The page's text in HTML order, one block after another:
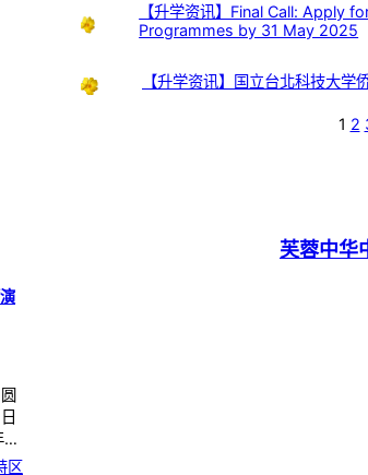
…
区
【升学资讯】Final Call: Apply
Programmes by 31 May 2025
【升学资讯】国立台北科技大学
1 2
芙蓉中华